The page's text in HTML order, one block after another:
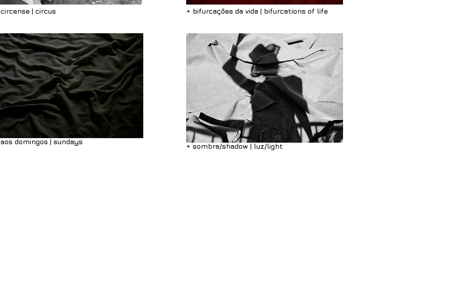
| circus + bifurcações da vida | bifurcations of life
domingos | sundays
+ sombra/shadow | luz/light